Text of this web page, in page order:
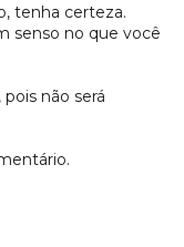
tenha certeza.
senso no que você
não será